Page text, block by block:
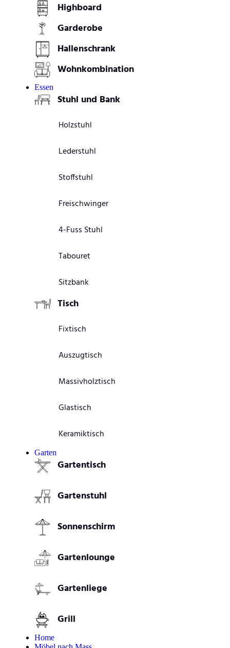
Highboard
Garderobe
Hallenschrank
Wohnkombination
Essen
Stuhl und Bank
Holzstuhl
Lederstuhl
Stoffstuhl
Freischwinger
4-Fuss Stuhl
Tabouret
Sitzbank
Tisch
Fixtisch
Auszugtisch
Massivholztisch
Glastisch
Keramiktisch
Garten
Gartentisch
Gartenstuhl
Sonnenschirm
Gartenlounge
Gartenliege
Grill
Home